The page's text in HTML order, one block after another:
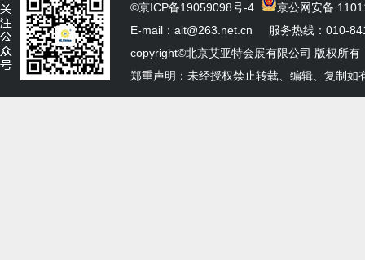
©京ICP备19059098号-4
京公网安备
E-mail：ait@263.net.cn 服务热线：010-
copyright©北京艾亚特会展有限公司 版权所有
郑重声明：未经授权禁止转载、编辑、复制如